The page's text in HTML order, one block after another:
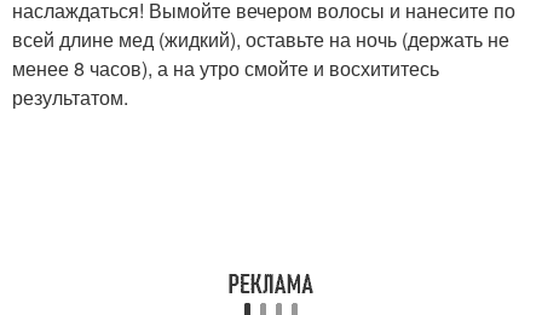
наслаждаться! Вымойте вечером волосы и нанесите по
всей длине мед (жидкий), оставьте на ночь (держать не
менее 8 часов), а на утро смойте и восхититесь
результатом.